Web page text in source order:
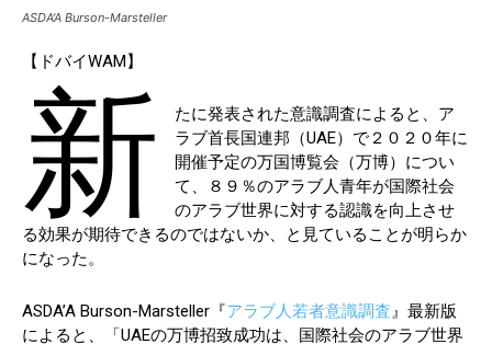
ASDA'A Burson-Marsteller
【ドバイWAM】
新
たに発表された意識調査によると、ア
ラブ首長国連邦（UAE）で２０２０年に
開催予定の万国博覧会（万博）につい
て、８９％のアラブ人青年が国際社会
のアラブ世界に対する認識を向上させ
る効果が期待できるのではないか、と見ていることが明らか
になった。
ASDA’A Burson-Marsteller『アラブ人若者意識調査』最新版
によると、「UAEの万博招致成功は、国際社会のアラブ世界